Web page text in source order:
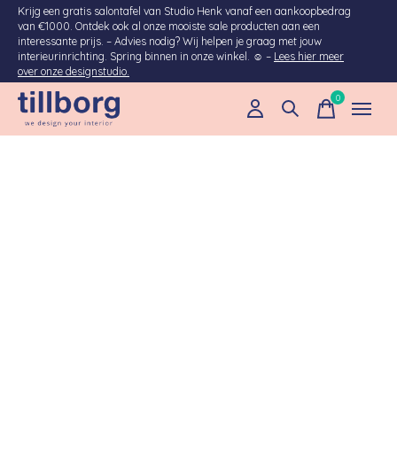
Krijg een gratis salontafel van Studio Henk vanaf een aankoopbedrag
van €1000. Ontdek ook al onze mooiste sale producten aan een
interessante prijs. – Advies nodig? Wij helpen je graag met jouw
interieurinrichting. Spring binnen in onze winkel. ☺ – Lees hier meer
over onze designstudio.
0items